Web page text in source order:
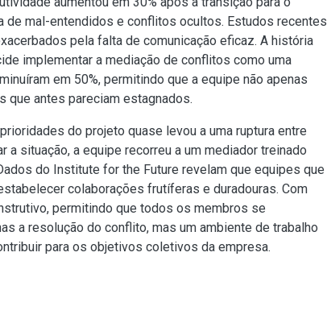
de mal-entendidos e conflitos ocultos. Estudos recentes
pela falta de comunicação eficaz. A história
implementar a mediação de conflitos como uma
em 50%, permitindo que a equipe não apenas
que antes pareciam estagnados.
do projeto quase levou a uma ruptura entre
situação, a equipe recorreu a um mediador treinado
do Institute for the Future revelam que equipes que
colaborações frutíferas e duradouras. Com
permitindo que todos os membros se
a resolução do conflito, mas um ambiente de trabalho
para os objetivos coletivos da empresa.